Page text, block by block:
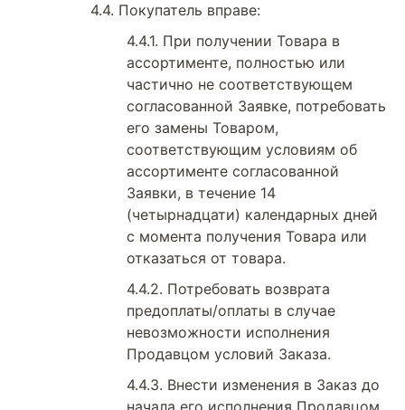
Покупатель вправе:
При получении Товара в
ассортименте, полностью или
частично не соответствующем
согласованной Заявке, потребовать
его замены Товаром,
соответствующим условиям об
ассортименте согласованной
Заявки, в течение 14
(четырнадцати) календарных дней
с момента получения Товара или
отказаться от товара.
Потребовать возврата
предоплаты/оплаты в случае
невозможности исполнения
Продавцом условий Заказа.
Внести изменения в Заказ до
начала его исполнения Продавцом.